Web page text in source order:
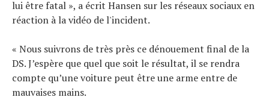
lui être fatal », a écrit Hansen sur les réseaux sociaux en
réaction à la vidéo de l'incident.
« Nous suivrons de très près ce dénouement final de la
DS. J’espère que quel que soit le résultat, il se rendra
compte qu’une voiture peut être une arme entre de
mauvaises mains.